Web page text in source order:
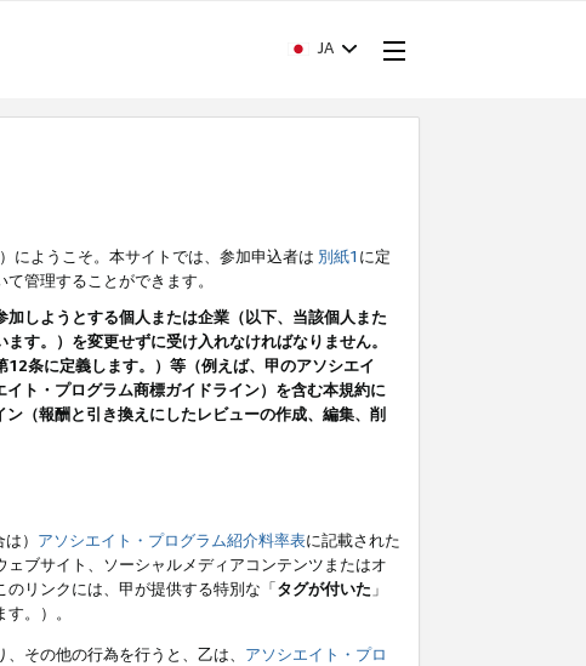
JA
にようこそ。本サイトでは、参加申込者は 別紙1 に定
管理することができます。
しようとする個人または企業（以下、当該個人また
す。）を変更せずに受け入れなければなりません。
12条に定義します。）等（例えば、甲のアソシエイ
ト・プログラム商標ガイドライン）を含む本規約に
（報酬と引き換えにしたレビューの作成、編集、削
） アソシエイト・プログラム紹介料率表に記載された
ブサイト、ソーシャルメディアコンテンツまたはオ
のリンクには、甲が提供する特別な「タグが付いた 」
す。）。
その他の行為を行うと、乙は、 アソシエイト・プロ